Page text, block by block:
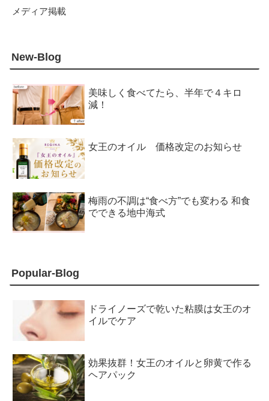
メディア掲載
New-Blog
美味しく食べてたら、半年で４キロ
減！
女王のオイル 価格改定のお知らせ
梅雨の不調は“食べ方”でも変わる 和食
でできる地中海式
Popular-Blog
ドライノーズで乾いた粘膜は女王のオ
イルでケア
効果抜群！女王のオイルと卵黄で作る
ヘアパック